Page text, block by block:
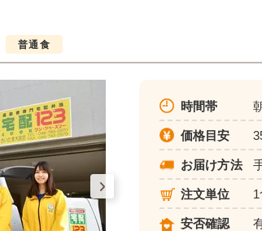
普通食
時間帯
価格目安
お届け方法
注文単位
安否確認